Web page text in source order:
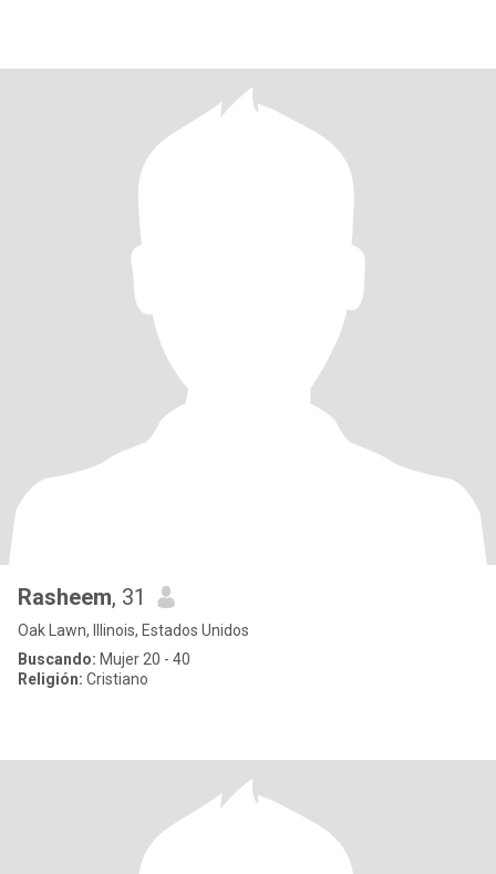
Rasheem, 31
Oak Lawn, Illinois, Estados Unidos
Buscando: Mujer 20 - 40
Religión: Cristiano